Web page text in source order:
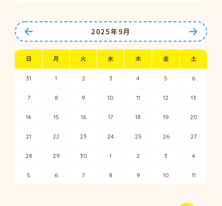
次の月
2025年9月
日 月 火 水 木 金 土
31 1 2 3 4 5 6
7 8 9 10 11 12 13
14 15 16 17 18 19 20
21 22 23 24 25 26 27
28 29 30 1 2 3 4
5 6 7 8 9 10 11